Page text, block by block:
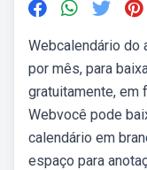
Webcalendário do
por mês, para
gratuitamente, em
Webvocê pode
calendário em
espaço para